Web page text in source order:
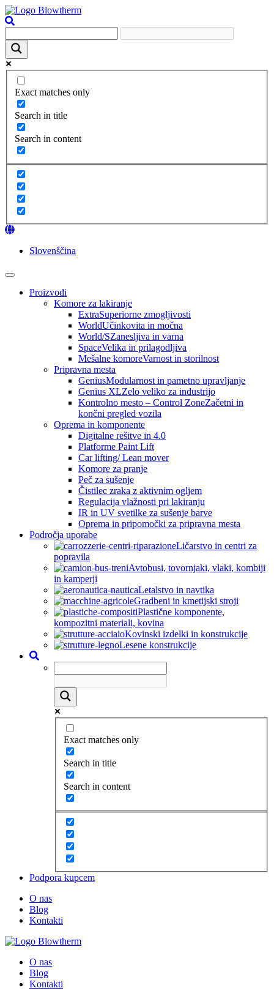
Exact matches only
Search in title
Search in content
Slovenščina
Proizvodi
Komore za lakiranje
ExtraSuperiorne zmogljivosti
WorldUčinkovita in močna
World/SZanesljiva in varna
SpaceVelika in prilagodljiva
Mešalne komoreVarnost in storilnost
Pripravna mesta
GeniusModularnost in pametno upravljanje
Genius XLZelo veliko za industrijo
Kontrolno mesto – Control ZoneZačetni in
končni pregled vozila
Oprema in komponente
Digitalne rešitve in 4.0
Platforme Paint Lift
Car lifting/ Lean mover
Komore za pranje
Peč za sušenje
Čistilec zraka z aktivnim ogljem
Regulacija vlažnosti pri lakiranju
IR in UV svetilke za sušenje barve
Oprema in pripomočki za pripravna mesta
Področja uporabe
Ličarstvo in centri za
popravila
Avtobusi, tovornjaki, vlaki, kombiji
in kamperji
Letalstvo in navtika
Gradbeni in kmetijski stroji
Plastične komponente,
kompozitni materiali, kovina
Kovinski izdelki in konstrukcije
Lesene konstrukcije
Exact matches only
Search in title
Search in content
Podpora kupcem
O nas
Blog
Kontakti
O nas
Blog
Kontakti